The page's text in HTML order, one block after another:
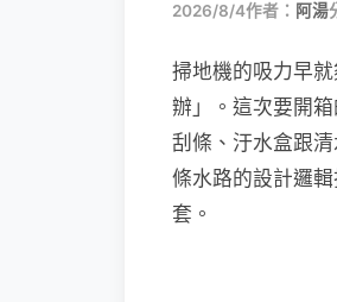
2026/8/4作者： 阿湯
掃地機的吸力早
辦」。這次要開
刮條、汙水盒跟
條水路的設計邏
套。